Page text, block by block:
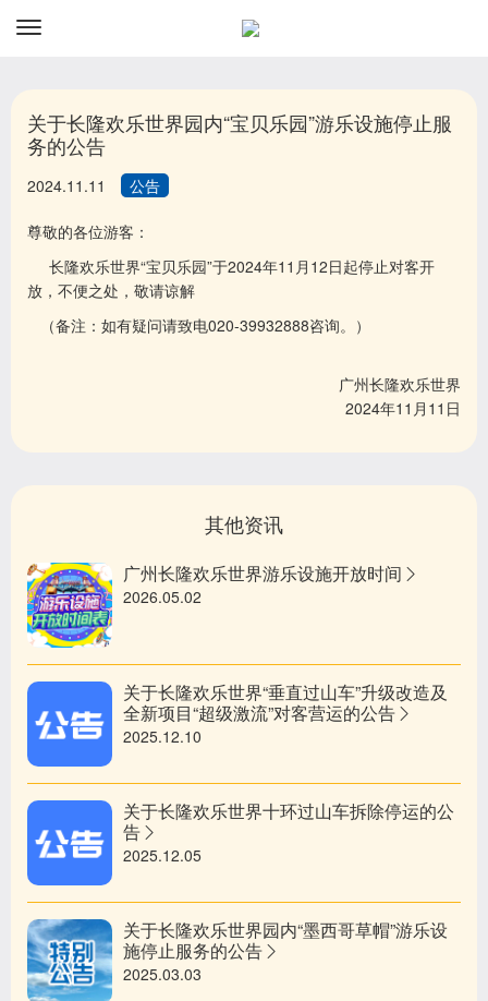
订
关于长隆欢乐世界园内“宝贝乐园”游乐设施停止服
务的公告
2024.11.11 公告
尊敬的各位游客：
长隆欢乐世界“宝贝乐园”于2024年11月12日起停止对客开
放，不便之处，敬请谅解
（备注：如有疑问请致电020-39932888咨询。）
广州长隆欢乐世界
2024年11月11日
其他资讯
广州长隆欢乐世界游乐设施开放时间
2026.05.02
关于长隆欢乐世界“垂直过山车”升级改造及
全新项目“超级激流”对客营运的公告
2025.12.10
关于长隆欢乐世界十环过山车拆除停运的公
告
2025.12.05
关于长隆欢乐世界园内“墨西哥草帽”游乐设
施停止服务的公告
2025.03.03